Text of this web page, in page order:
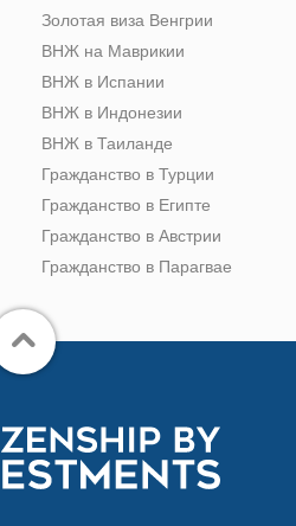
Золотая виза Венгрии
ВНЖ на Маврикии
ВНЖ в Испании
ВНЖ в Индонезии
ВНЖ в Таиланде
Гражданство в Турции
Гражданство в Египте
Гражданство в Австрии
Гражданство в Парагвае